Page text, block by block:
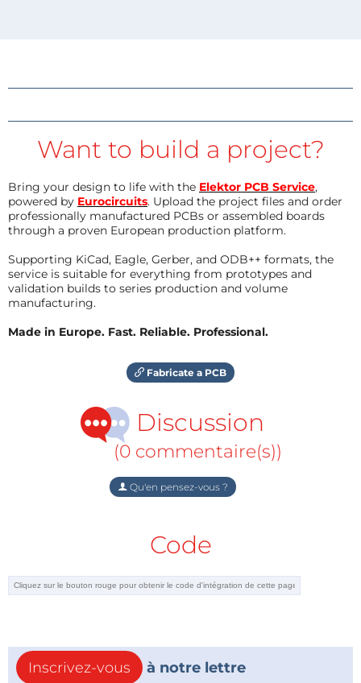
Want to build a project?
Bring your design to life with the Elektor PCB Service,
powered by Eurocircuits. Upload the project files and order
professionally manufactured PCBs or assembled boards
through a proven European production platform.
Supporting KiCad, Eagle, Gerber, and ODB++ formats, the
service is suitable for everything from prototypes and
validation builds to series production and volume
manufacturing.
Made in Europe. Fast. Reliable. Professional.
Fabricate a PCB
Discussion
(0 commentaire(s))
Qu'en pensez-vous ?
Code
Inscrivez-vous
à notre lettre